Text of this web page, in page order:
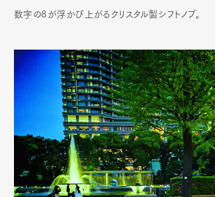
数字の8が浮かび上がるクリスタル製シフトノブ。